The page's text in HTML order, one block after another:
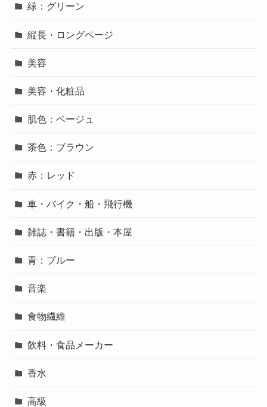
緑：グリーン
縦長・ロングページ
美容
美容・化粧品
肌色：ベージュ
茶色：ブラウン
赤：レッド
車・バイク・船・飛行機
雑誌・書籍・出版・本屋
青：ブルー
音楽
食物繊維
飲料・食品メーカー
香水
高級